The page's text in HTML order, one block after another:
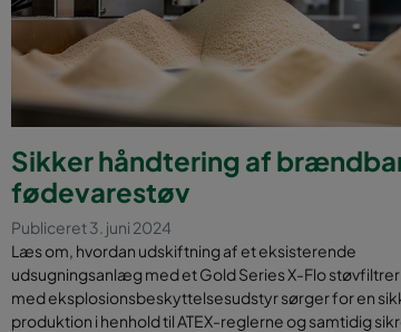
Sikker håndtering af
fødevarestøv
Publiceret 3. juni 2024
Læs om, hvordan udskiftning af et eksisterende
udsugningsanlæg med et Gold Series X-Flo
med eksplosionsbeskyttelsesudstyr sørger for en
produktion i henhold til ATEX-reglerne og samtidig